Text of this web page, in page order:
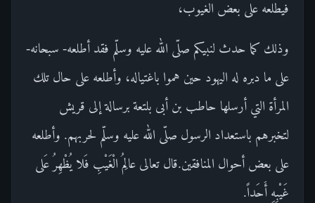
فيطلعه على بعض الغيوب،
وذلك كما حدث لنبيكم صلّى الله عليه وسلّم فقد أطلعه- سبحانه-
على ما دبره له اليهود حين هموا باغتياله، وأطلعه على حال تلك
المرأة التي أرسلها حاطب بن أبى بلتعة برسالة إلى قريش
لتخبرهم باستعداد الرسول صلّى الله عليه وسلّم لحربهم. وأطلعه
على بعض أحوال المنافقين.قال تعالى عالِمُ الْغَيْبِ فَلا يُظْهِرُ عَلى
غَيْبِهِ أَحَداً.